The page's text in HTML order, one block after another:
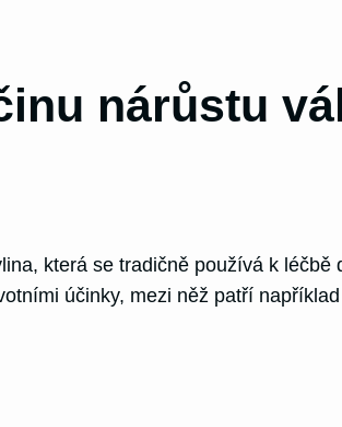
nárůstu
která se tradičně používá k
účinky, mezi něž patří